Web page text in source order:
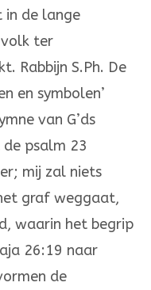
de lange
volk ter
Rabbijn S.Ph. De
en symbolen’
van G’ds
psalm 23
mij zal niets
graf weggaat,
waarin het begrip
26:19 naar
de